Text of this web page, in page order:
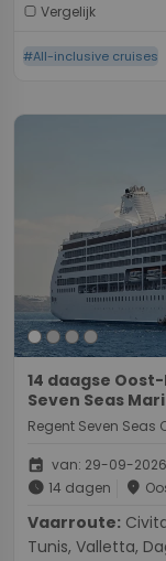
Vergelijk
#All-inclusive cruises
14 daagse
Seven Seas
Regent Seven Seas
event van: 29-09-
schedule 14 dagen place
Vaarroute:
Tunis, Valletta,